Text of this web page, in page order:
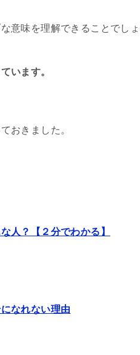
意味を理解できることでしょ
います。
おきました。
人？【２分でわかる】
なれない理由